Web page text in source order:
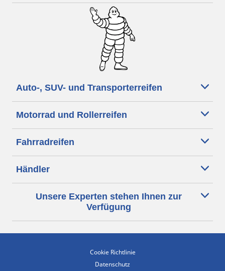
Auto-, SUV- und Transporterreifen
Motorrad und Rollerreifen
Fahrradreifen
Händler
Unsere Experten stehen Ihnen zur
Verfügung
Cookie Richtlinie
Datenschutz